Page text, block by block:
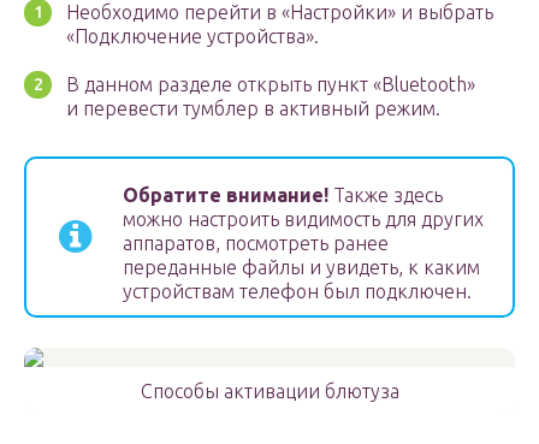
Необходимо перейти в «Настройки» и выбрать
«Подключение устройства».
В данном разделе открыть пункт «Bluetooth»
и перевести тумблер в активный режим.
Обратите внимание! Также здесь
можно настроить видимость для других
аппаратов, посмотреть ранее
переданные файлы и увидеть, к каким
устройствам телефон был подключен.
Способы активации блютуза